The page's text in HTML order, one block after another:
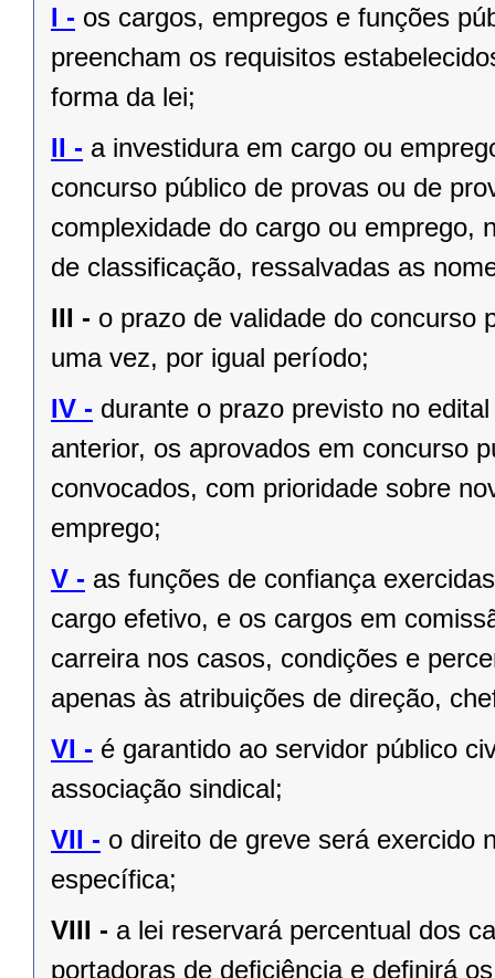
I - os cargos, empregos e funções
preencham os requisitos
forma da lei;
II - a investidura em cargo ou
concurso público de provas ou de
complexidade do cargo ou emprego,
de classificação, ressalvadas as
III - o prazo de validade do concurso
uma vez, por igual período;
IV - durante o prazo previsto no
anterior, os aprovados em concurso
convocados, com prioridade sobre
emprego;
V - as funções de confiança
cargo efetivo, e os cargos em
carreira nos casos, condições e
apenas às atribuições de direção,
VI - é garantido ao servidor público
associação sindical;
VII - o direito de greve será exercido
específica;
VIII - a lei reservará percentual dos
portadoras de deﬁciência e deﬁnirá